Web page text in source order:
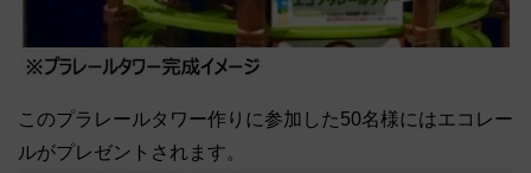
このプラレールタワー作りに参加した50名様にはエコレー
ルがプレゼントされます。